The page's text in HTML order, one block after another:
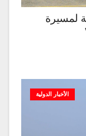
لمسيرة
الأخبار الدولية